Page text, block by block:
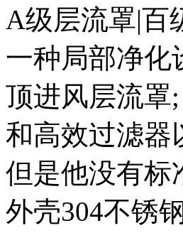
A级层流罩|百
一种局部净化
顶进风层流罩
和高效过滤器
但是他没有标
外壳304不锈